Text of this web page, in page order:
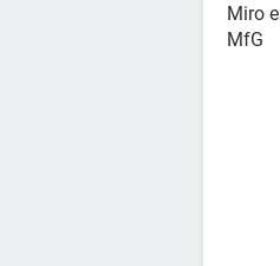
Miro
MfG